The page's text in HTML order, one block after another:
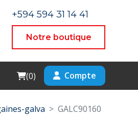
+594 594 31 14 41
Notre boutique
Cart
(0) Compte
galva GALC90160